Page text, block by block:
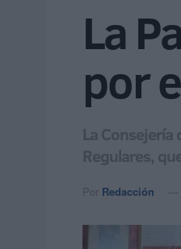
La
por
La Consejería
Regulares,
Por Redacción